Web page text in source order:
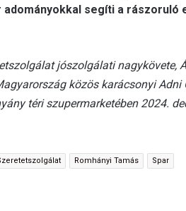
segíti a rászoruló
jószolgálati nagykövete,
közös karácsonyi Adni
téri szupermarketében 2024.
Romhányi Tamás Spar